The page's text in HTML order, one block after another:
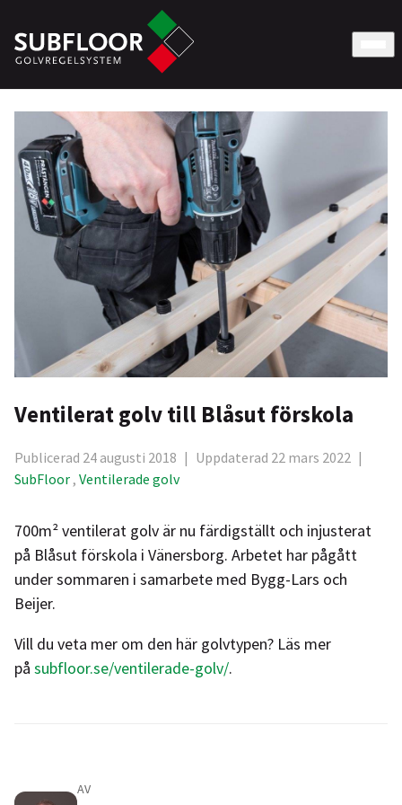
Ventilerat golv till Blåsut förskola
Publicerad 24 augusti 2018 | Uppdaterad 22 mars 2022 |
SubFloor, Ventilerade golv
700m² ventilerat golv är nu färdigställt och injusterat
på Blåsut förskola i Vänersborg. Arbetet har pågått
under sommaren i samarbete med Bygg-Lars och
Beijer.
Vill du veta mer om den här golvtypen? Läs mer
på subfloor.se/ventilerade-golv/.
AV